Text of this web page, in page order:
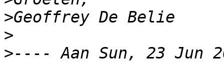
>
>
>---- Aan Sun, 23 Jun